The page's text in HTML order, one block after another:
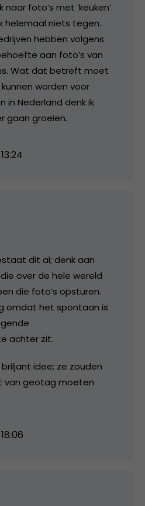
naar foto’s met ‘keuken’
helemaal niets tegen.
hebben volgens
aan foto’s van
Wat dat betreft moet
worden voor
in Nederland denk ik
gaan groeien.
dit al; denk aan
over de hele wereld
die foto’s opsturen.
omdat het spontaan is
achter zit.
idee; ze zouden
van geotag moeten